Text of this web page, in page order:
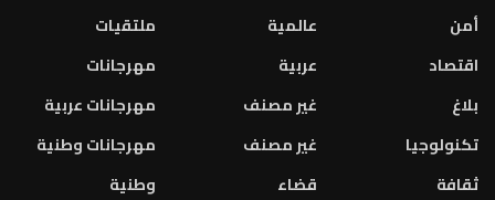
أمن
اقتصاد
بلاغ
تكنولوجيا
ثقافة
عالمية
عربية
غير مصنف
غير مصنف
قضاء
ملتقيات
مهرجانات
مهرجانات عربية
مهرجانات وطنية
وطنية